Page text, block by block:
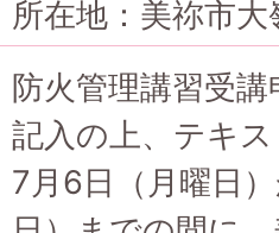
所在地：美祢市
防火管理講習受
記入の上、テキ
7月6日（月曜日